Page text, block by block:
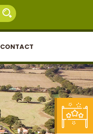
CONTACT